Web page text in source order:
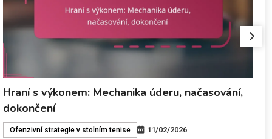
Obranná mentalita: Zaměření, strategie,
odolnost
Defenzivní strategie v stolním tenisu 11/02/2026